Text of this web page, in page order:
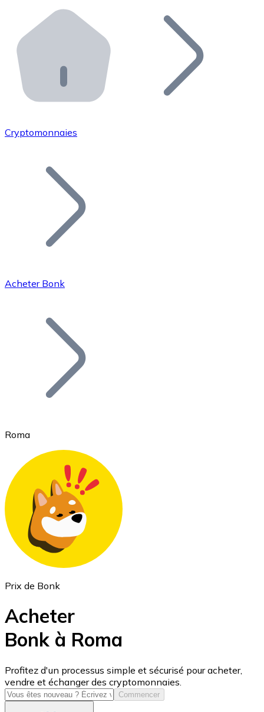
Distributeurs automatiques Bitnovo
Intégrez un ATM Bitnovo dans votre entreprise et
API Bitnovo
Intégrez notre API dans votre écosystème.
Rejoignez notre réseau de distributeurs et
Ajoutez le token de votre projet à notre service
Bitcoin
Ethereum
ETH
USD Coin
USDC
Cryptomonnaies
Acheter Bonk
Roma
Prix de Bonk
Acheter
Bonk à Roma
Profitez d'un processus simple et sécurisé pour acheter,
vendre et échanger des cryptomonnaies.
Commencer